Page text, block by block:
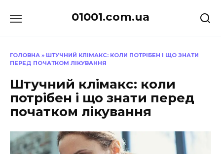
до
01001.com.ua
ГОЛОВНА » ШТУЧНИЙ КЛІМАКС: КОЛИ ПОТРІБЕН І ЩО ЗНАТИ
ПЕРЕД ПОЧАТКОМ ЛІКУВАННЯ
Штучний клімакс: коли
потрібен і що знати перед
початком лікування